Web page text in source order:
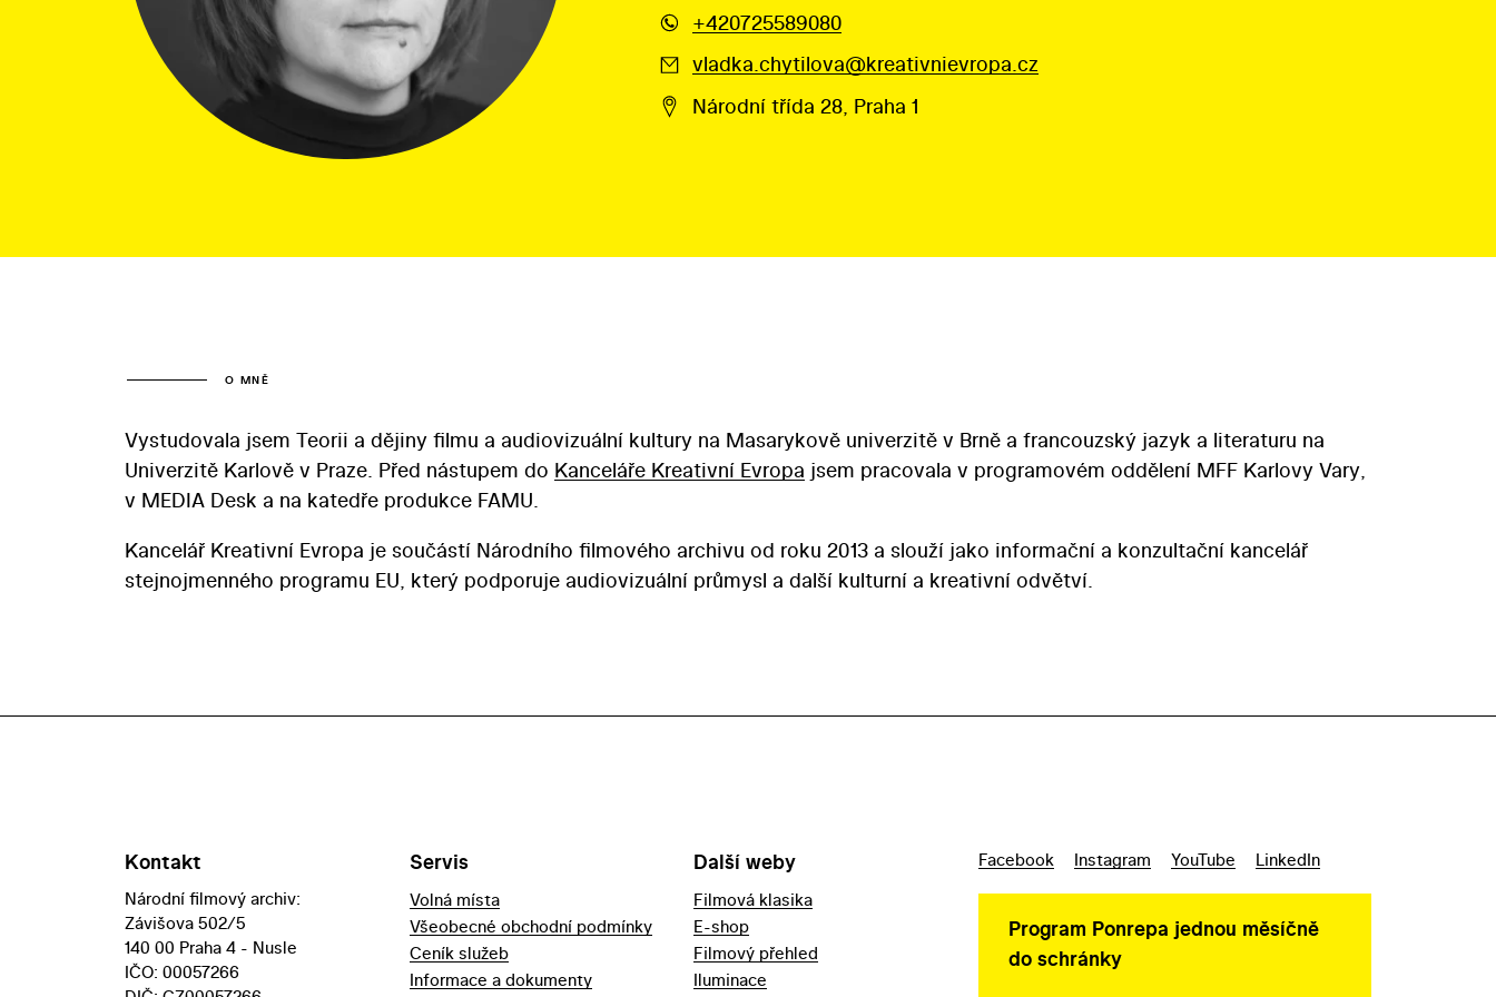
+420725589080
vladka.chytilova@kreativnievropa.cz
Národní třída 28, Praha 1
O MNĚ
Vystudovala jsem Teorii a dějiny filmu a audiovizuální kultury na Masarykově univerzitě v Brně a francouzský jazyk a literaturu na
Univerzitě Karlově v Praze. Před nástupem do Kanceláře Kreativní Evropa jsem pracovala v programovém oddělení MFF Karlovy Vary,
v MEDIA Desk a na katedře produkce FAMU.
Kancelář Kreativní Evropa je součástí Národního filmového archivu od roku 2013 a slouží jako informační a konzultační kancelář
stejnojmenného programu EU, který podporuje audiovizuální průmysl a další kulturní a kreativní odvětví.
Kontakt
Národní filmový archiv:
Závišova 502/5
140 00 Praha 4 - Nusle
IČO: 00057266
Servis
Volná místa
Všeobecné obchodní podmínky
Ceník služeb
Informace a dokumenty
Další weby
Filmová klasika
E-shop
Filmový přehled
Iluminace
Facebook Instagram YouTube LinkedIn
Program Ponrepa jednou měsíčně
do schránky